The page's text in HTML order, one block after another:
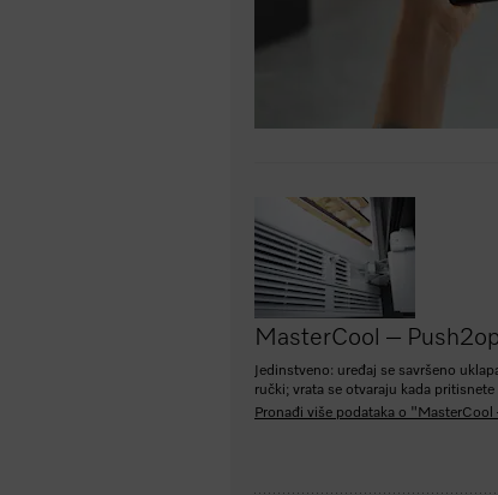
MasterCool –
Jedinstveno: uređaj se savršeno
ručki; vrata se otvaraju kada
Pronađi više podataka o